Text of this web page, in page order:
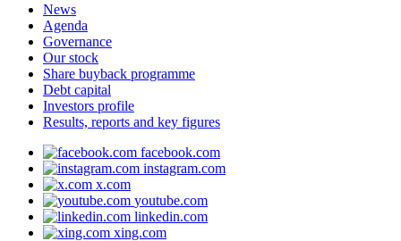
News
Agenda
Governance
Our stock
Share buyback programme
Debt capital
Investors profile
Results, reports and key figures
facebook.com
instagram.com
x.com
youtube.com
linkedin.com
xing.com